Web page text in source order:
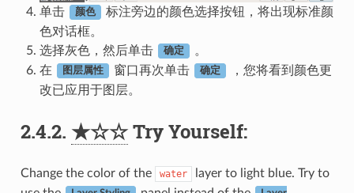
单击 颜色
标注旁边的颜色选择按钮，将出现标准颜
色对话框。
选择灰色，然后单击
确定
。
在
图层属性 窗口再次单击 确定
，您将看到颜色更
改已应用于图层。
2.4.2. ★☆☆Try Yourself:
Change the color of the water
layer to light blue. Try to